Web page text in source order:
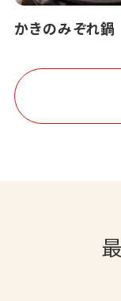
かきのみぞれ鍋